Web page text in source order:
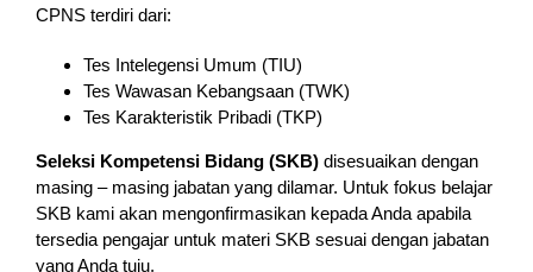
CPNS terdiri dari:
Tes Intelegensi Umum (TIU)
Tes Wawasan Kebangsaan (TWK)
Tes Karakteristik Pribadi (TKP)
Seleksi Kompetensi Bidang (SKB)disesuaikan dengan
masing – masing jabatan yang dilamar. Untuk fokus belajar
SKB kami akan mengonfirmasikan kepada Anda apabila
tersedia pengajar untuk materi SKB sesuai dengan jabatan
yang Anda tuju.